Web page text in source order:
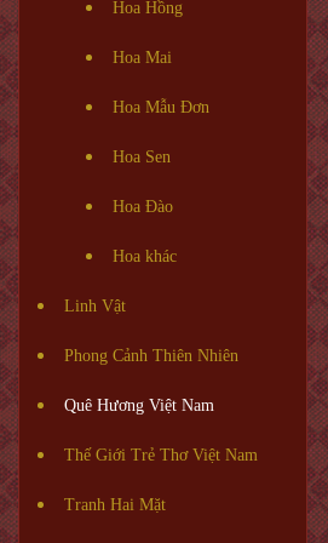
Hoa Hồng
Hoa Mai
Hoa Mẫu Đơn
Hoa Sen
Hoa Đào
Hoa khác
Linh Vật
Phong Cảnh Thiên Nhiên
Quê Hương Việt Nam
Thế Giới Trẻ Thơ Việt Nam
Tranh Hai Mặt